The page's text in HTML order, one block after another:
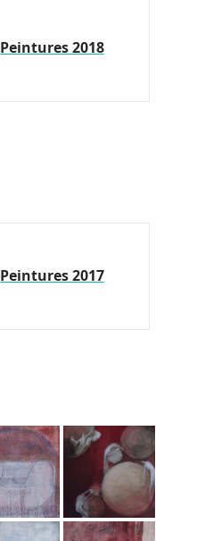
Peintures 2018
Peintures 2017